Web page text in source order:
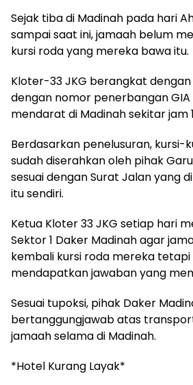
Sejak tiba di Madinah pada hari
sampai saat ini, jamaah belum
kursi roda yang mereka bawa itu.
Kloter-33 JKG berangkat
dengan nomor penerbangan GIA
mendarat di Madinah sekitar jam
Berdasarkan penelusuran, kursi-
sudah diserahkan oleh pihak
sesuai dengan Surat Jalan yang
itu sendiri.
Ketua Kloter 33 JKG setiap hari
Sektor 1 Daker Madinah agar
kembali kursi roda mereka
mendapatkan jawaban yang
Sesuai tupoksi, pihak Daker
bertanggungjawab atas
jamaah selama di Madinah.
*Hotel Kurang Layak*